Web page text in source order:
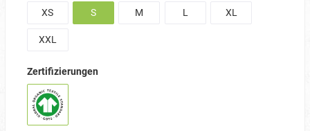
XS
S M L XL
XXL
Zertifizierungen